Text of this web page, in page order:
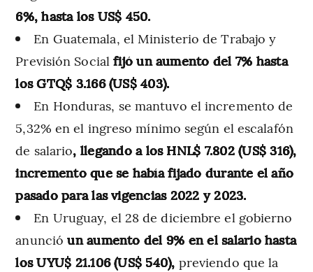
6%, hasta los US$ 450.
En Guatemala, el Ministerio de Trabajo y
Previsión Socialfijó un aumento del 7% hasta
los GTQ$ 3.166 (US$ 403).
En Honduras, se mantuvo el incremento de
5,32% en el ingreso mínimo según el escalafón
de salario, llegando a los HNL$ 7.802 (US$ 316),
incremento que se había fijado durante el año
pasado para las vigencias 2022 y 2023.
En Uruguay, el 28 de diciembre el gobierno
anunció un aumento del 9% en el salario hasta
los UYU$ 21.106 (US$ 540), previendo que la